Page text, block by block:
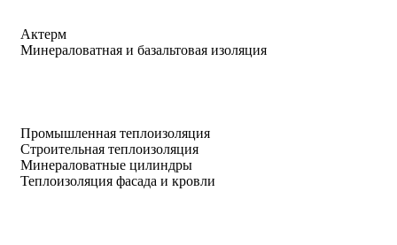
Актерм
Минераловатная и базальтовая изоляция
Промышленная теплоизоляция
Строительная теплоизоляция
Минераловатные цилиндры
Теплоизоляция фасада и кровли